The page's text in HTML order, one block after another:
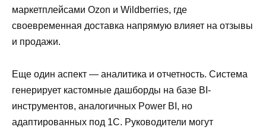
маркетплейсами Ozon и Wildberries, где
своевременная доставка напрямую влияет на отзывы
и продажи.
Еще один аспект — аналитика и отчетность. Система
генерирует кастомные дашборды на базе BI-
инструментов, аналогичных Power BI, но
адаптированных под 1С. Руководители могут